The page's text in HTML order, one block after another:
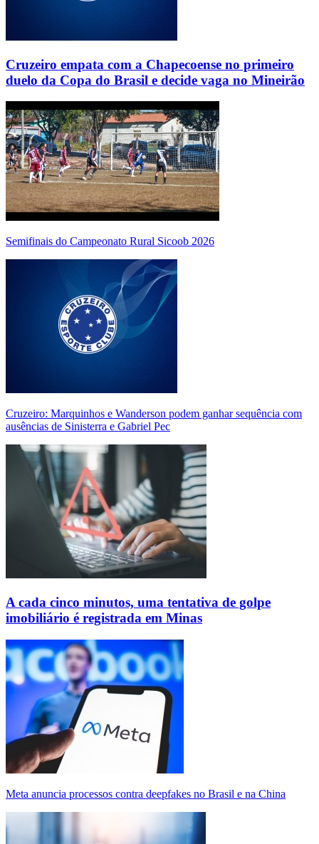
Cruzeiro empata com a Chapecoense no primeiro
duelo da Copa do Brasil e decide vaga no Mineirão
Semifinais do Campeonato Rural Sicoob 2026
Cruzeiro: Marquinhos e Wanderson podem ganhar sequência com
ausências de Sinisterra e Gabriel Pec
A cada cinco minutos, uma tentativa de golpe
imobiliário é registrada em Minas
Meta anuncia processos contra deepfakes no Brasil e na China